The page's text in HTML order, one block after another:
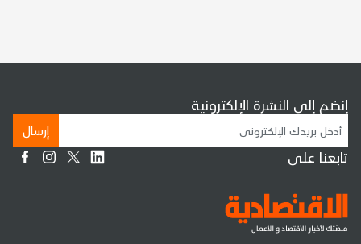
إنضم إلى النشرة الإلكترونية
إرسال
تابعنا على